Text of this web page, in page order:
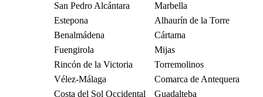
San Pedro Alcántara
Marbella
Estepona
Alhaurín de la Torre
Benalmádena
Cártama
Fuengirola
Mijas
Rincón de la Victoria
Torremolinos
Vélez-Málaga
Comarca de Antequera
Costa del Sol Occidental
Guadalteba